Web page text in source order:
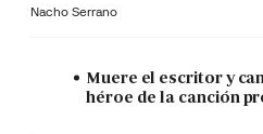
Nacho Serrano
Muere el escritor y
héroe de la canción